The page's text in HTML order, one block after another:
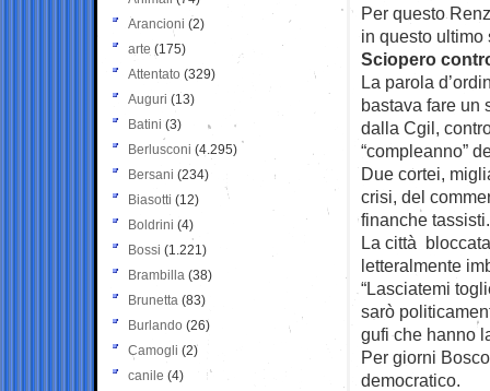
Per questo
in questo ultimo
Sciopero
La parola
bastava fare un
dalla Cgil,
“compleanno”
Due cortei,
crisi, del
finanche tassisti.
La città
letteralmente
“Lasciatemi
sarò
gufi che hanno
Per giorni
democratico.
Arancioni (2)
arte (175)
Attentato (329)
Auguri (13)
Batini (3)
Berlusconi (4.295)
Bersani (234)
Biasotti (12)
Boldrini (4)
Bossi (1.221)
Brambilla (38)
Brunetta (83)
Burlando (26)
Camogli (2)
canile (4)